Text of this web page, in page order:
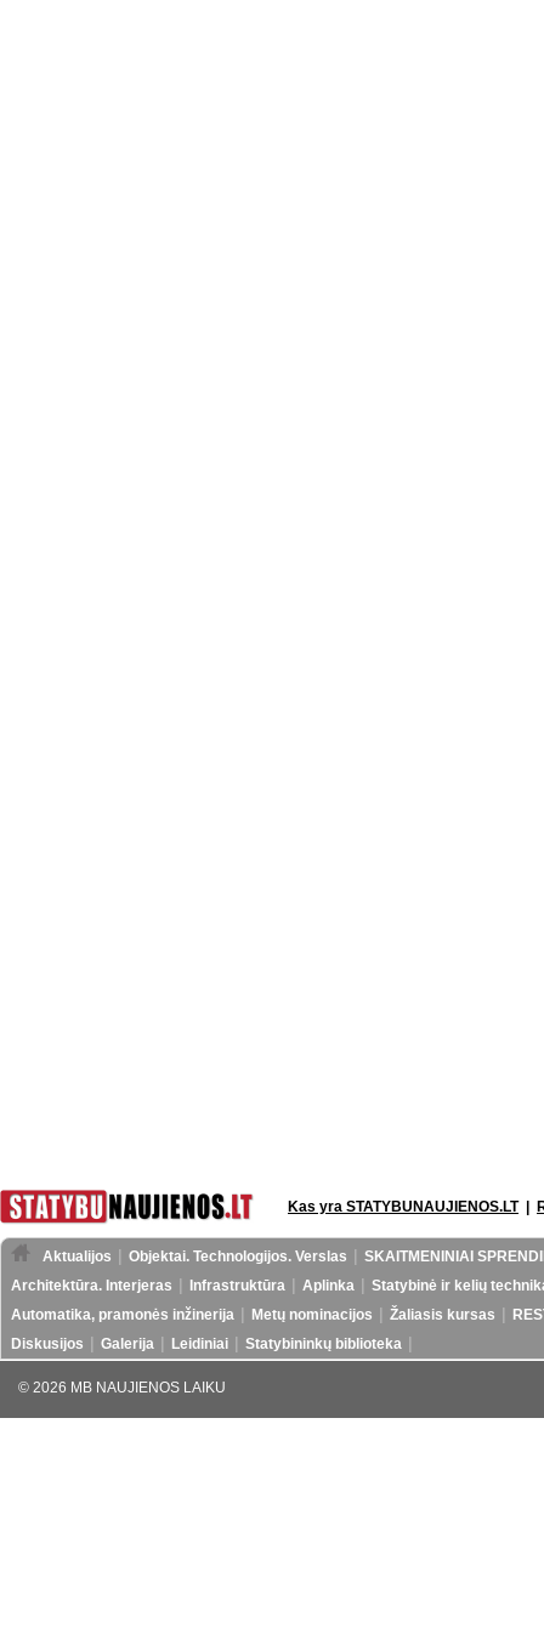
Kas yra STATYBUNAUJIENOS.LT|
Aktualijos Objektai. Technologijos. Verslas
SKAITMENINIAI
Architektūra. Interjeras
Infrastruktūra Aplinka
Statybinė ir kelių
Automatika, pramonės inžinerija
Metų nominacijos Žaliasis kursas
Diskusijos
Galerija Leidiniai Statybininkų biblioteka
© 2026 MB NAUJIENOS LAIKU